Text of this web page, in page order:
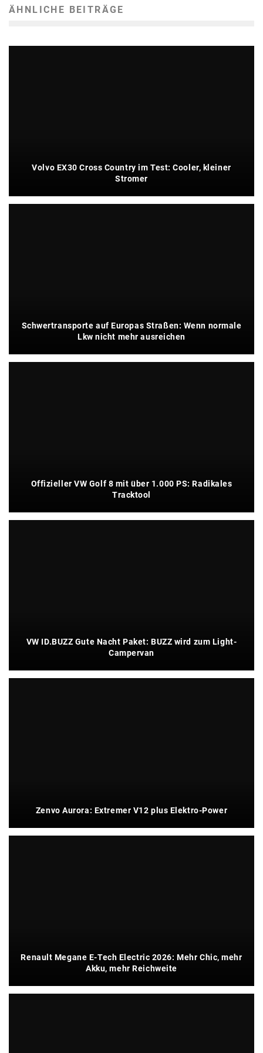
ÄHNLICHE BEITRÄGE
Volvo EX30 Cross Country im Test: Cooler, kleiner
Stromer
Schwertransporte auf Europas Straßen: Wenn normale
Lkw nicht mehr ausreichen
Offizieller VW Golf 8 mit über 1.000 PS: Radikales
Tracktool
VW ID.BUZZ Gute Nacht Paket: BUZZ wird zum Light-
Campervan
Zenvo Aurora: Extremer V12 plus Elektro-Power
Renault Megane E-Tech Electric 2026: Mehr Chic, mehr
Akku, mehr Reichweite